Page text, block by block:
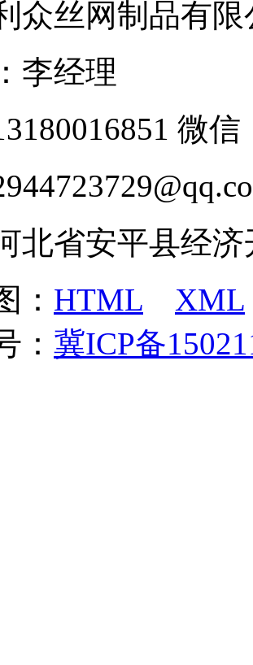
众丝网制品有限
李经理
微信
北省安平县经济
： HTML
XML
： 冀ICP备